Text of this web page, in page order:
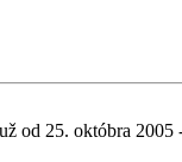
od 25. októbra 2005